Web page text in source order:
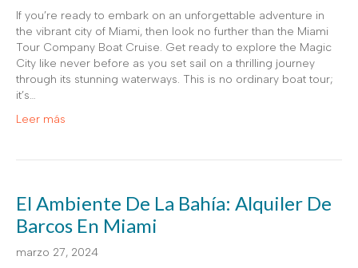
If you’re ready to embark on an unforgettable adventure in
the vibrant city of Miami, then look no further than the Miami
Tour Company Boat Cruise. Get ready to explore the Magic
City like never before as you set sail on a thrilling journey
through its stunning waterways. This is no ordinary boat tour;
it’s…
Leer más
El Ambiente De La Bahía: Alquiler De
Barcos En Miami
marzo 27, 2024